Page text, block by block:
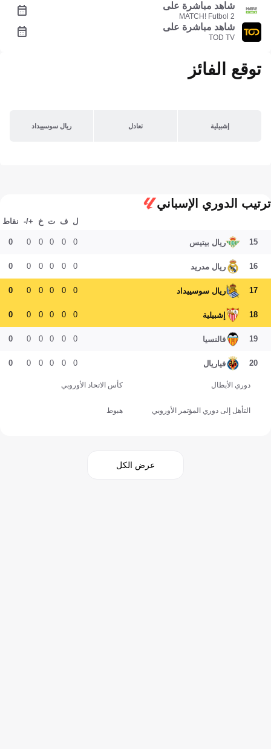
شاهد مباشرة على
MATCH! Futbol 2
شاهد مباشرة على
TOD TV
توقع الفائز
إشبيلية تعادل ريال سوسييداد
ترتيب الدوري الإسباني
ل ف ت خ +/- نقاط
15 ريال بيتيس 0
0
0
0
0
0
16 ريال مدريد 0
0
0
0
0
0
17 ريال سوسييداد 0
0
0
0
0
0
18 إشبيلية 0
0
0
0
0
0
19 فالنسيا 0
0
0
0
0
0
20 فياريال 0
0
0
0
0
0
دوري الأبطال كأس الاتحاد الأوروبي
التأهل إلى دوري المؤتمر الأوروبي هبوط
عرض الكل